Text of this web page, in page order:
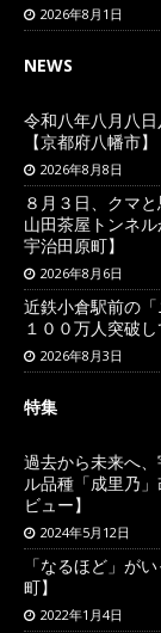
2026年8月1日
NEWS
令和八年八月八
【京都府八幡市】
2026年8月8日
８月３日、クマ
山田茶屋トンネ
宇治田原町】
2026年8月6日
近鉄小倉駅前の
１００万人突破
2026年8月3日
特集
過去から未来へ
ル品種「成里乃
ビュー】
2024年5月12日
「なるほど」が
町】
2022年1月4日